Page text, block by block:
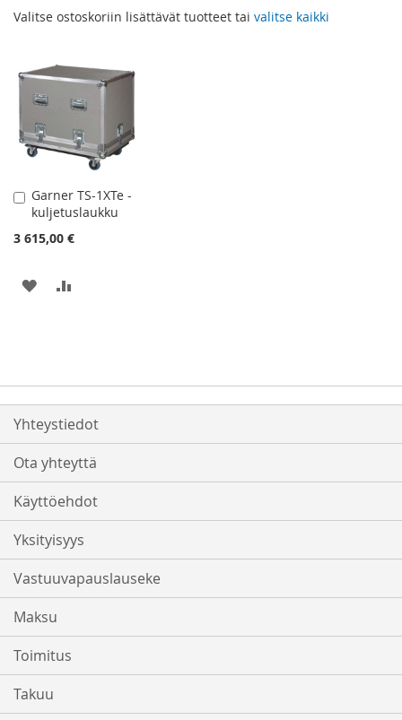
Valitse ostoskoriin lisättävät tuotteet tai valitse kaikki
Garner TS-1XTe -
kuljetuslaukku
3 615,00 €
Lisää
ostoskoriin
LISÄÄ
Yhteystiedot
Ota yhteyttä
Käyttöehdot
Yksityisyys
Vastuuvapauslauseke
Maksu
Toimitus
Takuu